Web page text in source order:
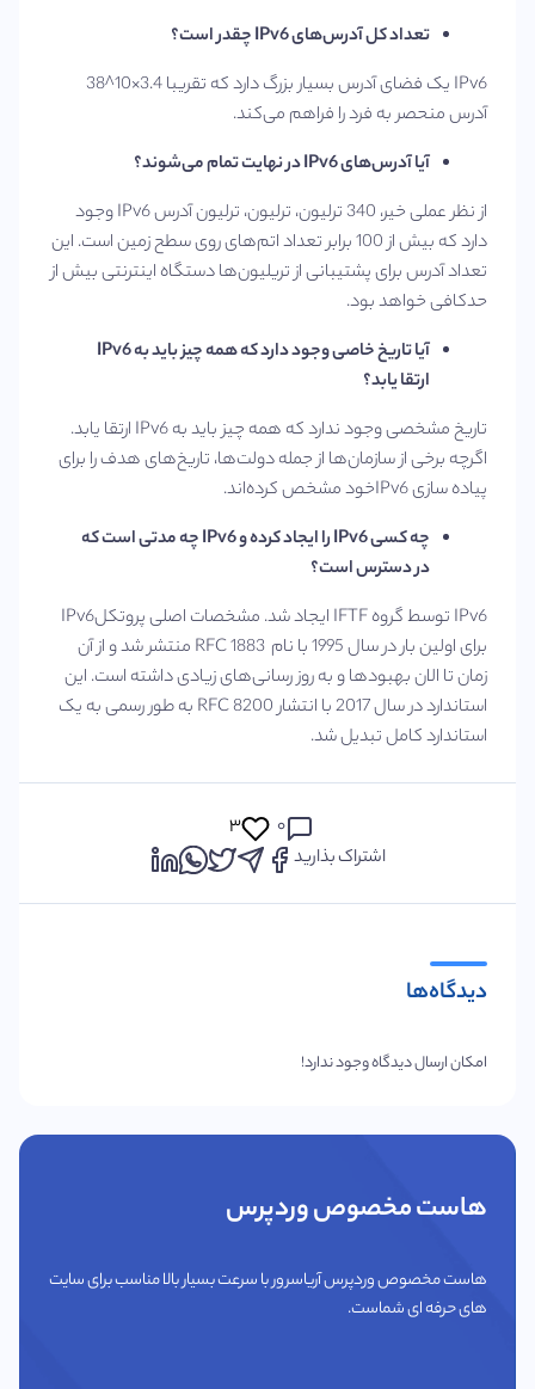
هاست مخصوص وردپرس
هاست مخصوص وردپرس آریاسرور با سرعت بسیار بالا مناسب برای سایت
های حرفه ای شماست.
تعداد کل آدرس‌هایIPv6چقدر است؟
IPv6 یک فضای آدرس بسیار بزرگ دارد که تقریبا 3.4×10^38
آدرس منحصر به فرد را فراهم می‌کند.
آیا آدرس‌هایIPv6در نهایت تمام‌ می‌شوند؟
از نظر عملی خیر، 340 ترلیون، ترلیون، ترلیون آدرس IPv6 وجود
دارد که بیش از 100 برابر تعداد اتم‌های روی سطح زمین است. این
تعداد آدرس برای پشتیبانی از تریلیون‌ها دستگاه اینترنتی بیش از
حدکافی خواهد بود.
آیا تاریخ خاصی وجود دارد که همه چیز باید بهIPv6
ارتقا یابد؟
تاریخ مشخصی وجود ندارد که همه چیز باید به IPv6 ارتقا یابد.
اگرچه برخی از سازمان‌ها از جمله دولت‌ها، تاریخ‌های هدف را برای
پیاده سازی IPv6خود مشخص کرده‌اند.
چه کسیIPv6را ایجاد کرده وIPv6چه مدتی است که
در دسترس است؟
IPv6 توسط گروه IFTF ایجاد شد. مشخصات اصلی پروتکلIPv6
برای اولین بار در سال 1995 با نام RFC 1883 منتشر شد و از آن
زمان تا الان بهبودها و به روز رسانی‌های زیادی داشته است. این
استاندارد در سال 2017 با انتشار RFC 8200 به طور رسمی به یک
استاندارد کامل تبدیل شد.
۰
۳
اشتراک بذارید
دیدگاه‌ها
امکان ارسال دیدگاه وجود ندارد!